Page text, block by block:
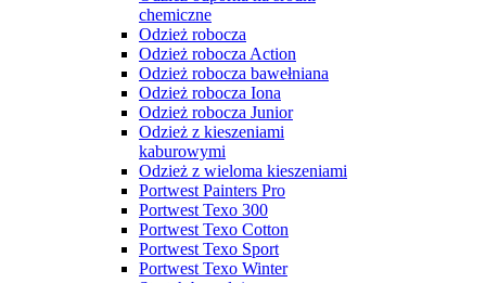
chemiczne
Odzież robocza
Odzież robocza Action
Odzież robocza bawełniana
Odzież robocza Iona
Odzież robocza Junior
Odzież z kieszeniami
kaburowymi
Odzież z wieloma kieszeniami
Portwest Painters Pro
Portwest Texo 300
Portwest Texo Cotton
Portwest Texo Sport
Portwest Texo Winter